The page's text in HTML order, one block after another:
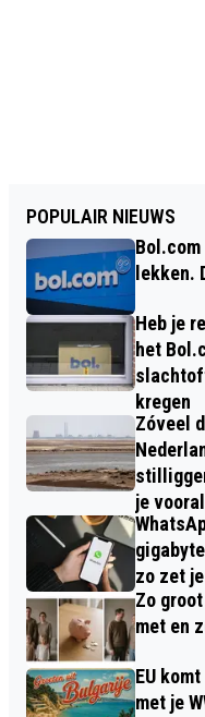
POPULAIR NIEUWS
lekken.
Heb je
het
kregen
Zóveel
je
zo zet
Zo
met en
EU
met je